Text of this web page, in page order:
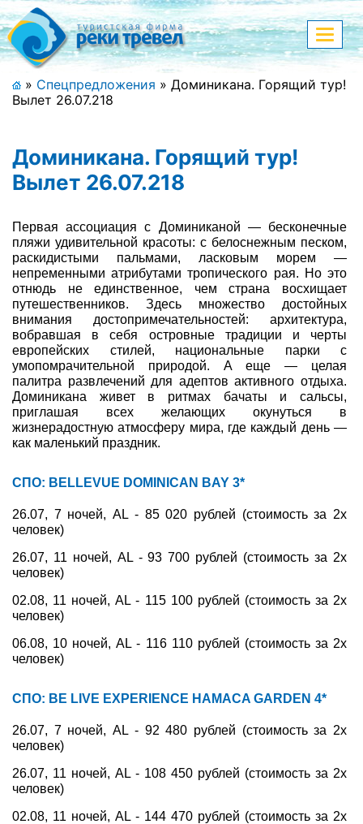
Меню
+7 (911) 182-44-68
Полная версия сайта
Главная
Спецпредложения
Праздничные туры
Страны и направления
Поиск тура
Туры по России
Автобусные туры
Авиабилеты
Туристическая страховка
Услуги
О компании
меню
» Спецпредложения » Доминикана. Горящий тур!
Вылет 26.07.218
Доминикана. Горящий тур!
Вылет 26.07.218
Первая ассоциация с Доминиканой — бесконечные
пляжи удивительной красоты: с белоснежным песком,
раскидистыми пальмами, ласковым морем —
непременными атрибутами тропического рая. Но это
отнюдь не единственное, чем страна восхищает
путешественников. Здесь множество достойных
внимания достопримечательностей: архитектура,
вобравшая в себя островные традиции и черты
европейских стилей, национальные парки с
умопомрачительной природой. А еще — целая
палитра развлечений для адептов активного отдыха.
Доминикана живет в ритмах бачаты и сальсы,
приглашая всех желающих окунуться в
жизнерадостную атмосферу мира, где каждый день —
как маленький праздник.
СПО: BELLEVUE DOMINICAN BAY 3*
26.07, 7 ночей, AL - 85 020 рублей (стоимость за 2х
человек)
26.07, 11 ночей, AL - 93 700 рублей (стоимость за 2х
человек)
02.08, 11 ночей, AL - 115 100 рублей (стоимость за 2х
человек)
06.08, 10 ночей, AL - 116 110 рублей (стоимость за 2х
человек)
СПО: BE LIVE EXPERIENCE HAMACA GARDEN 4*
26.07, 7 ночей, AL - 92 480 рублей (стоимость за 2х
человек)
26.07, 11 ночей, AL - 108 450 рублей (стоимость за 2х
человек)
02.08, 11 ночей, AL - 144 470 рублей (стоимость за 2х